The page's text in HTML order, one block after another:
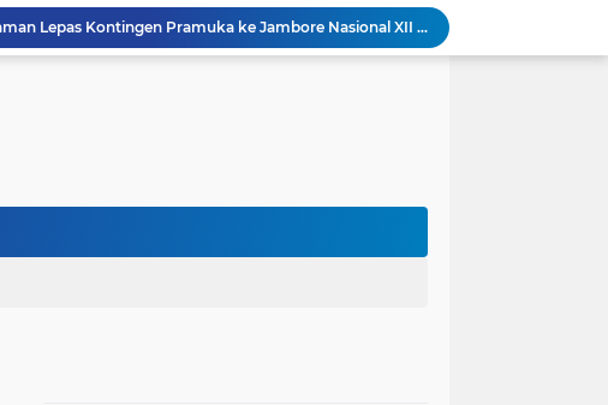
Wali Kota Pariaman Lepas Kontingen Pramuka ke Jambore Nasional XII di Cibubur
Wali Kota Pariaman Hadiri Penguatan Relawan Pancasila, Tekankan Implementasi Nilai Pancasila dalam Pelayanan Publik
Tingkatkan Mutu Pelayanan, Pemko Pariaman Gandeng RSUP Dr. M. Djamil Padang